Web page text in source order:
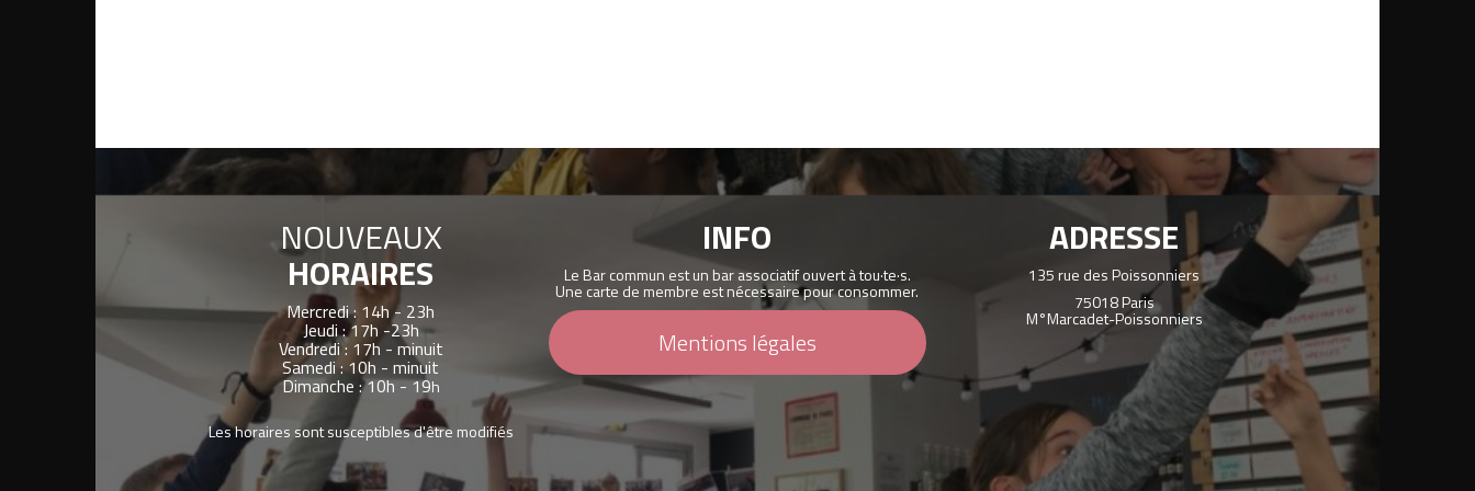
NOUVEAUX
HORAIRES
Mercredi : 14h - 23h
Jeudi : 17h -23h
Vendredi : 17h - minuit
Samedi : 10h - minuit
Dimanche : 10h - 19h
Les horaires sont susceptibles d'être modifiés
INFO
Le Bar commun est un bar associatif ouvert à tou·te·s.
Une carte de membre est nécessaire pour consommer.
Mentions légales
ADRESSE
135 rue des Poissonniers
75018 Paris
M°Marcadet-Poissonniers